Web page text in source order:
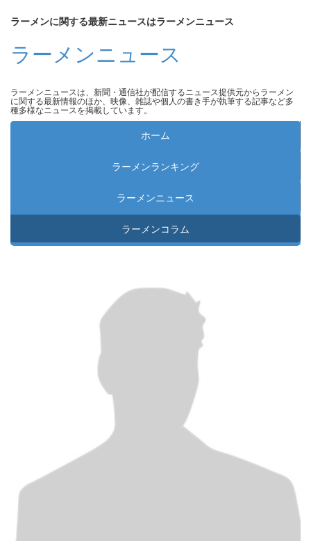
ラーメンに関する最新ニュースはラーメンニュース
ラーメンニュース
ラーメンニュースは、新聞・通信社が配信するニュース提供元からラーメン
に関する最新情報のほか、映像、雑誌や個人の書き手が執筆する記事など多
種多様なニュースを掲載しています。
ホーム
ラーメンランキング
ラーメンニュース
ラーメンコラム